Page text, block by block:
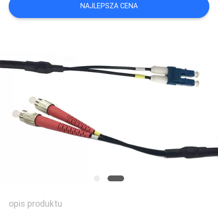
SITEMAP
POLICY
NAJLEPSZA CENA
opis produktu